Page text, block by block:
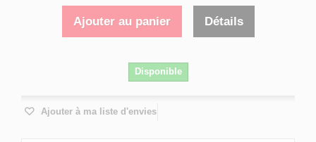
Ajouter au panier Détails
Disponible
Ajouter à ma liste d'envies